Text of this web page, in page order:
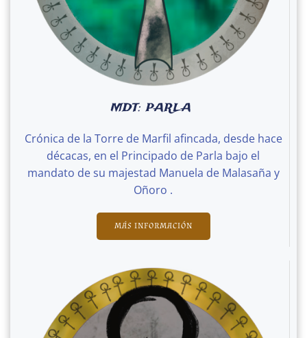
MDT: PARLA
Crónica de la Torre de Marfil afincada, desde hace
décacas, en el Principado de Parla bajo el
mandato de su majestad Manuela de Malasaña y
Oñoro .
MÁS INFORMACIÓN